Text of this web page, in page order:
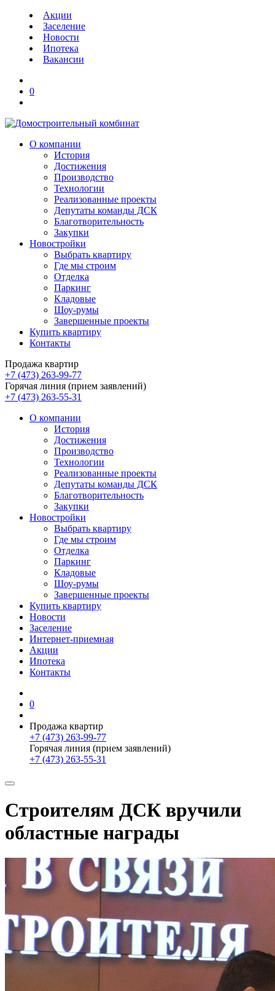
Акции
Заселение
Новости
Ипотека
Вакансии
0
О компании
История
Достижения
Производство
Технологии
Реализованные проекты
Депутаты команды ДСК
Благотворительность
Закупки
Новостройки
Выбрать квартиру
Где мы строим
Отделка
Паркинг
Кладовые
Шоу-румы
Завершенные проекты
Купить квартиру
Контакты
Продажа квартир
+7 (473) 263-99-77
Горячая линия (прием заявлений)
+7 (473) 263-55-31
О компании
История
Достижения
Производство
Технологии
Реализованные проекты
Депутаты команды ДСК
Благотворительность
Закупки
Новостройки
Выбрать квартиру
Где мы строим
Отделка
Паркинг
Кладовые
Шоу-румы
Завершенные проекты
Купить квартиру
Новости
Заселение
Интернет-приемная
Акции
Ипотека
Контакты
0
Продажа квартир
+7 (473) 263-99-77
Горячая линия (прием заявлений)
+7 (473) 263-55-31
Строителям ДСК вручили
областные награды